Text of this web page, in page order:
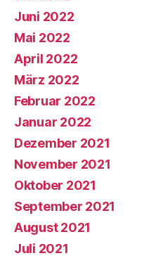
Juni 2022
Mai 2022
April 2022
März 2022
Februar 2022
Januar 2022
Dezember 2021
November 2021
Oktober 2021
September 2021
August 2021
Juli 2021